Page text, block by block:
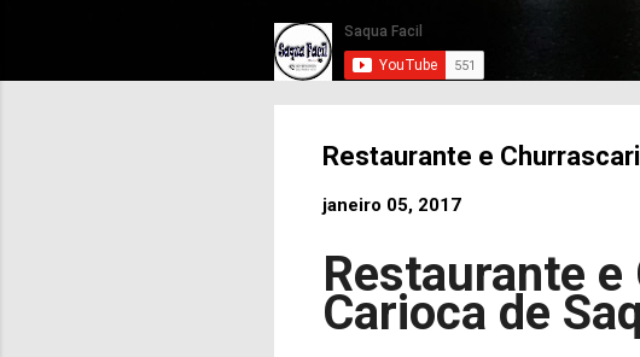
Restaurante e
janeiro 05, 2017
Restaurante
Carioca de